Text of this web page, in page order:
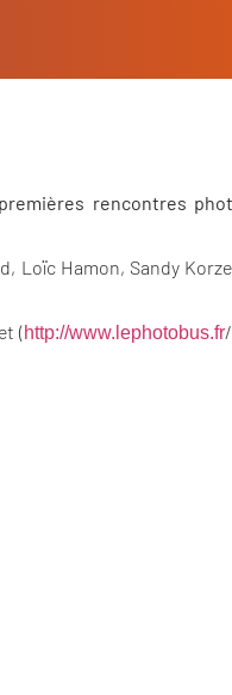
rencontres
Loïc Hamon, Sandy
(http://www.lephotobus.fr